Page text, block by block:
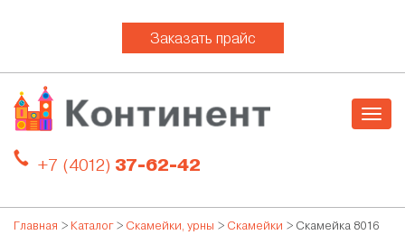
Заказать прайс
+7 (4012) 37-62-42
Главная > Каталог> Скамейки, урны > Скамейки > Скамейка 8016